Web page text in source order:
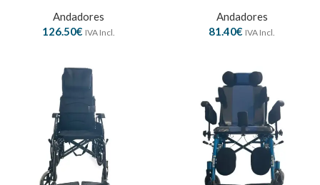
Andadores
126.50€ IVA Incl.
Andadores
81.40€ IVA Incl.